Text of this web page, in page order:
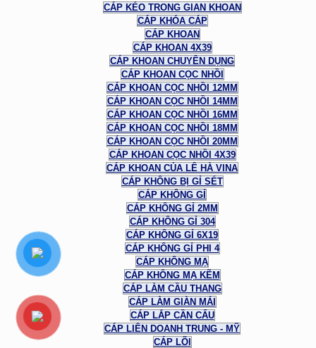
CÁP KÉO TRONG GIAN KHOAN
CÁP KHÓA CÁP
CÁP KHOAN
CÁP KHOAN 4X39
CÁP KHOAN CHUYÊN DỤNG
CÁP KHOAN CỌC NHỒI
CÁP KHOAN CỌC NHỒI 12MM
CÁP KHOAN CỌC NHỒI 14MM
CÁP KHOAN CỌC NHỒI 16MM
CÁP KHOAN CỌC NHỒI 18MM
CÁP KHOAN CỌC NHỒI 20MM
CÁP KHOAN CỌC NHỒI 4X39
CÁP KHOAN CỦA LÊ HÀ VINA
CÁP KHÔNG BỊ GỈ SÉT
CÁP KHÔNG GỈ
CÁP KHÔNG GỈ 2MM
CÁP KHÔNG GỈ 304
CÁP KHÔNG GỈ 6X19
CÁP KHÔNG GỈ PHI 4
CÁP KHÔNG MẠ
CÁP KHÔNG MẠ KẼM
CÁP LÀM CẦU THANG
CÁP LÀM GIÀN MÁI
CÁP LẮP CẦN CẨU
CÁP LIÊN DOANH TRUNG - MỸ
CÁP LÕI